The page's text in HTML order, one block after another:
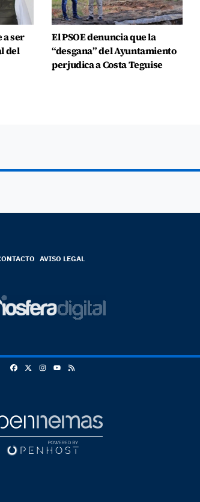
a ser
del
El PSOE denuncia que la
“desgana” del Ayuntamiento
perjudica a Costa Teguise
AVISO LEGAL
FacebookInstagram